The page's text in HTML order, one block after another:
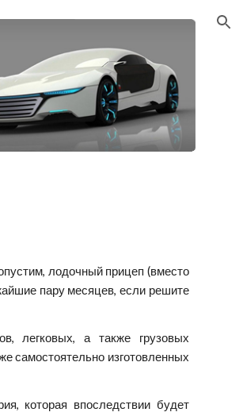
лодочный прицеп (вместо
пару месяцев, если решите
легковых, а также грузовых
самостоятельно изготовленных
которая впоследствии будет